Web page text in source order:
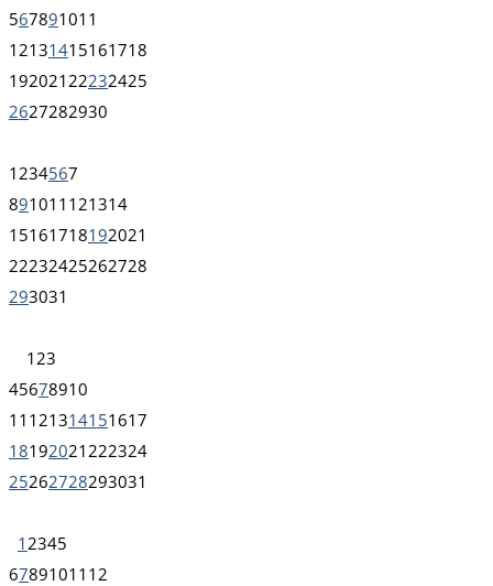
567891011
12131415161718
192021 22232425
2627282930
1 234567
891011 121314
15161718192021
22232425262728
293031
1 23
45678910
11 121314151617
18192021 222324
25262728293031
1 2345
67891011 12